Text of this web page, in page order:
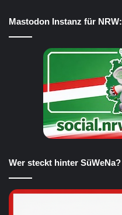
Mastodon Instanz für NRW:
Wer steckt hinter SüWeNa?